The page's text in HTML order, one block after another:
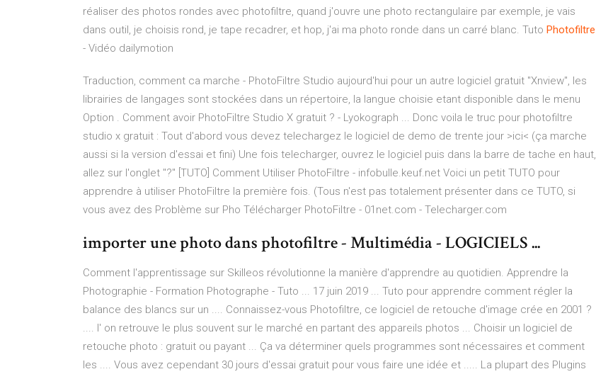
réaliser des photos rondes avec photofiltre, quand j'ouvre une photo rectangulaire par exemple, je vais
dans outil, je choisis rond, je tape recadrer, et hop, j'ai ma photo ronde dans un carré blanc. Tuto Photofiltre
- Vidéo dailymotion
Traduction, comment ca marche - PhotoFiltre Studio aujourd'hui pour un autre logiciel gratuit "Xnview", les
librairies de langages sont stockées dans un répertoire, la langue choisie etant disponible dans le menu
Option . Comment avoir PhotoFiltre Studio X gratuit ? - Lyokograph ... Donc voila le truc pour photofiltre
studio x gratuit : Tout d'abord vous devez telechargez le logiciel de demo de trente jour >ici< (ça marche
aussi si la version d'essai et fini) Une fois telecharger, ouvrez le logiciel puis dans la barre de tache en haut,
allez sur l'onglet "?" [TUTO] Comment Utiliser PhotoFiltre - infobulle.keuf.net Voici un petit TUTO pour
apprendre à utiliser PhotoFiltre la première fois. (Tous n'est pas totalement présenter dans ce TUTO, si
vous avez des Problème sur Pho Télécharger PhotoFiltre - 01net.com - Telecharger.com
importer une photo dans photofiltre - Multimédia - LOGICIELS ...
Comment l'apprentissage sur Skilleos révolutionne la manière d'apprendre au quotidien. Apprendre la
Photographie - Formation Photographe - Tuto ... 17 juin 2019 ... Tuto pour apprendre comment régler la
balance des blancs sur un .... Connaissez-vous Photofiltre, ce logiciel de retouche d'image crée en 2001 ?
.... l' on retrouve le plus souvent sur le marché en partant des appareils photos ... Choisir un logiciel de
retouche photo : gratuit ou payant ... Ça va déterminer quels programmes sont nécessaires et comment
les .... Vous avez cependant 30 jours d'essai gratuit pour vous faire une idée et ..... La plupart des Plugins